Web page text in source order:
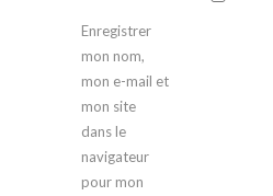
Enregistrer
mon nom,
mon e-mail et
mon site
dans le
navigateur
pour mon